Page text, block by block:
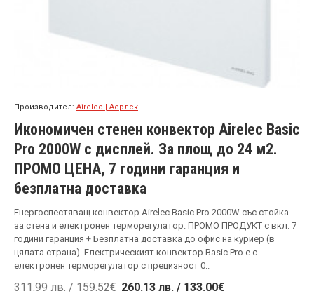
Производител: Airelec | Аерлек
Икономичен стенен конвектор Airelec Basic
Pro 2000W с дисплей. За площ до 24 м2.
ПРОМО ЦЕНА, 7 години гаранция и
безплатна доставка
Енергоспестяващ конвектор Airelec Basic Pro 2000W със стойка
за стена и електронен терморегулатор. ПРОМО ПРОДУКТ с вкл. 7
години гаранция + Безплатна доставка до офис на куриер (в
цялата страна) Електрическият конвектор Basic Pro е с
електронен терморегулатор с прецизност 0..
260.13 лв. / 133.00€
311.99 лв. / 159.52€